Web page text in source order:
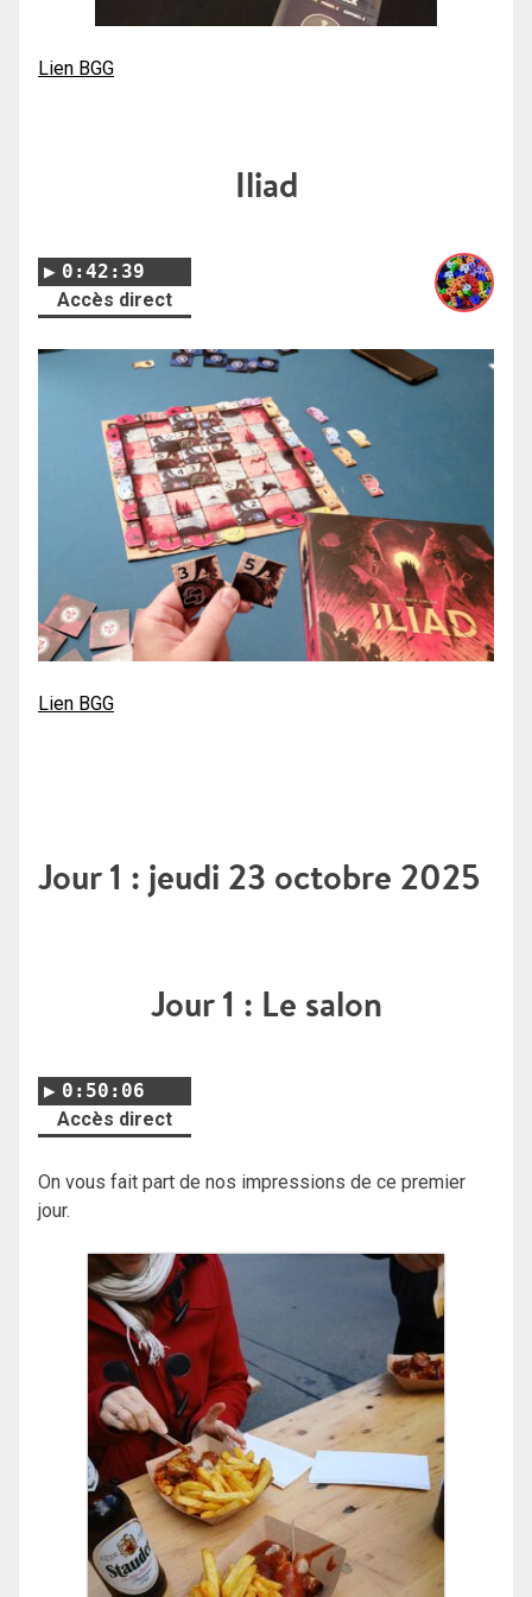
Lien BGG
Iliad
0:42:39
Accès direct
Lien BGG
Jour 1 : jeudi 23 octobre 2025
Jour 1 : Le salon
0:50:06
Accès direct
On vous fait part de nos impressions de ce premier
jour.